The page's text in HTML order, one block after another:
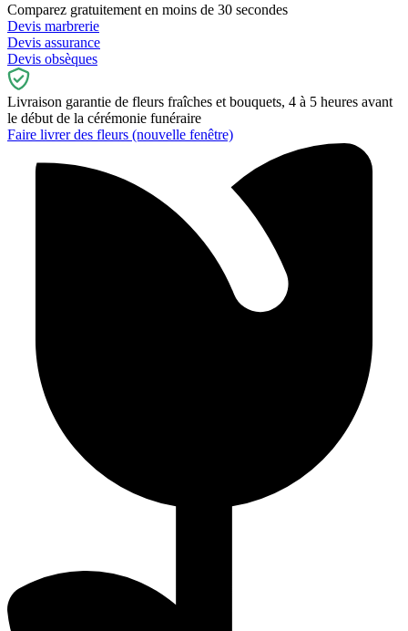
Comparez gratuitement en moins de 30 secondes
Devis marbrerie
Devis assurance
Devis obsèques
Livraison garantie de fleurs fraîches et bouquets, 4 à 5 heures avant
le début de la cérémonie funéraire
Faire livrer des fleurs (nouvelle fenêtre)